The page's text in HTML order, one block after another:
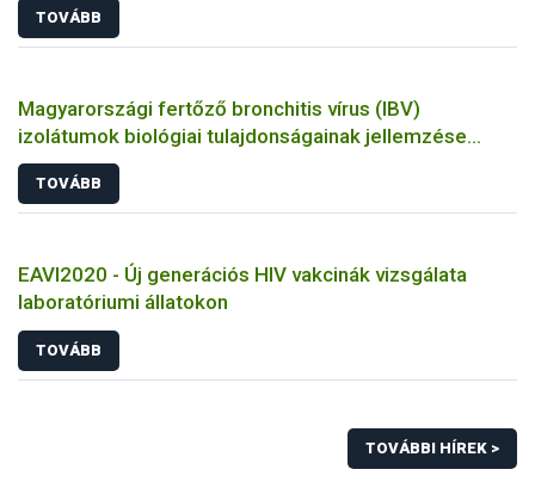
TOVÁBB
Magyarországi fertőző bronchitis vírus (IBV)
izolátumok biológiai tulajdonságainak jellemzése
állatkísérletes és molekuláris biológiai eszközökkel
TOVÁBB
EAVI2020 - Új generációs HIV vakcinák vizsgálata
laboratóriumi állatokon
TOVÁBB
TOVÁBBI HÍREK >